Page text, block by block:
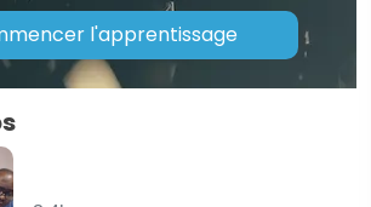
l'apprentissage